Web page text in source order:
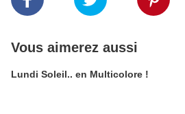
Vous aimerez aussi
Lundi Soleil.. en Multicolore !